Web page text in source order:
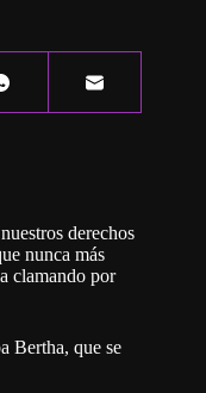
derechos
nunca más
clamando por
Bertha, que se